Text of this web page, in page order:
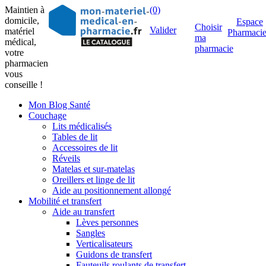
Maintien à
domicile,
matériel
médical,
votre
pharmacien
vous
conseille !
(0)
Valider
Choisir
ma
pharmacie
Espace
Mon Blog Santé
Couchage
Lits médicalisés
Tables de lit
Accessoires de lit
Réveils
Matelas et sur-matelas
Oreillers et linge de lit
Aide au positionnement allongé
Mobilité et transfert
Aide au transfert
Lèves personnes
Sangles
Verticalisateurs
Guidons de transfert